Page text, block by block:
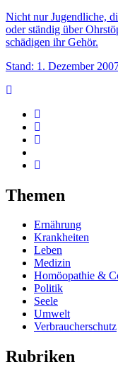
Nicht nur Jugendliche,
oder ständig über
schädigen ihr Gehör.
Stand: 1. Dezember
Themen
Ernährung
Krankheiten
Leben
Medizin
Homöopathie &
Politik
Seele
Umwelt
Verbraucherschutz
Rubriken